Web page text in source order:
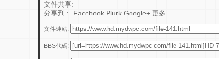
文件共享:
分享到：
Facebook Plurk Google+ 更多
文件連結:
BBS代碼: